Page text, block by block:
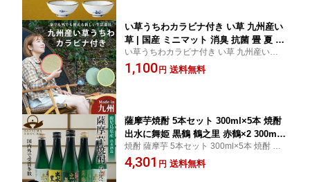
い草うちわカラビナ付き い草 九州産い
草 | 国産 ミニマット 消臭 抗菌 畳 夏 日
本製 キャンプ インフルエンサー コラボ
おしゃれ かわいい ギフト プレゼント
い草うちわカラビナ付き い草 九州産い草
国産 ミニマット 消臭 抗菌 畳 夏 インスタイ
ル キャンプ インフルエンサー コラボ おし
1,100 円 送料無料
薩摩芋焼酎 5本セット 300ml×5本 焼酎
出水に舞姫 黒鶴 鶴之里 赤鶴×2 300ml
飲み比べ5本セット | 出水酒造 鹿児島 芋
焼酎 酒 お酒 お祝いギフト プレゼント 2
焼酎 薩摩芋 5本セット 300ml×5本 焼酎 舞
姫 黒鶴 鶴之里 赤鶴 飲み比べ 出水酒造 鹿児
島 芋焼酎 酒 お酒 お祝いギフト プレゼント
4,301 円 送料無料